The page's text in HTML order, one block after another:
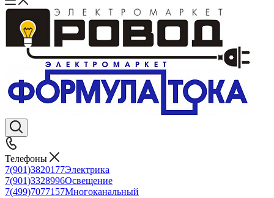
Телефоны
7(901)3820177Электрика
7(901)3328996Освещение
7(499)7077157Многоканальный